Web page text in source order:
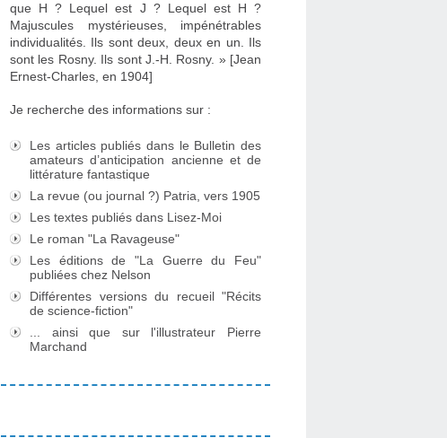
que H ? Lequel est J ? Lequel est H ?
Majuscules mystérieuses, impénétrables
individualités. Ils sont deux, deux en un. Ils
sont les Rosny. Ils sont J.-H. Rosny. » [Jean
Ernest-Charles, en 1904]
Je recherche des informations sur :
Les articles publiés dans le Bulletin des
amateurs d’anticipation ancienne et de
littérature fantastique
La revue (ou journal ?) Patria, vers 1905
Les textes publiés dans Lisez-Moi
Le roman "La Ravageuse"
Les éditions de "La Guerre du Feu"
publiées chez Nelson
Différentes versions du recueil "Récits
de science-fiction"
... ainsi que sur l'illustrateur Pierre
Marchand